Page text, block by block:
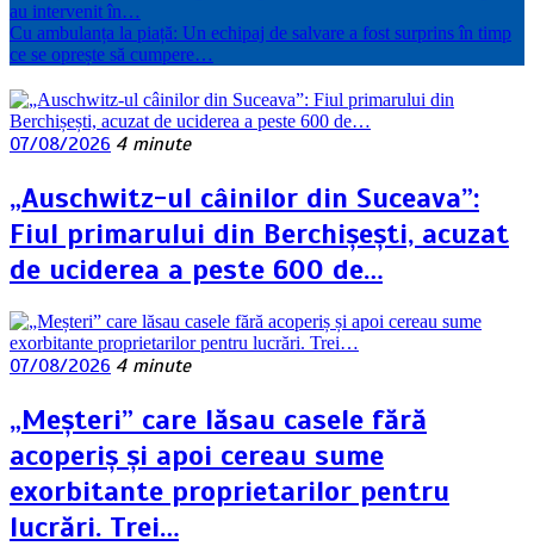
au intervenit în…
Cu ambulanța la piață: Un echipaj de salvare a fost surprins în timp
ce se oprește să cumpere…
07/08/2026 4 minute
„Auschwitz-ul câinilor din Suceava”:
Fiul primarului din Berchișești, acuzat
de uciderea a peste 600 de…
07/08/2026 4 minute
„Meșteri” care lăsau casele fără
acoperiș și apoi cereau sume
exorbitante proprietarilor pentru
lucrări. Trei…